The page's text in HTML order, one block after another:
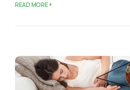
READ MORE +